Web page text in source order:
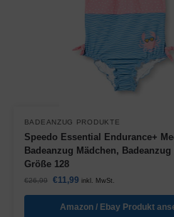
BADEANZUG PRODUKTE
Speedo Essential Endurance+
Badeanzug Mädchen,
Größe 128
€26,99 €11,99 inkl. MwSt.
Amazon / Ebay Produkt